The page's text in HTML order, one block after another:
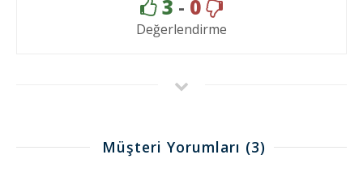
3 - 0
Değerlendirme
Müşteri Yorumları (3)